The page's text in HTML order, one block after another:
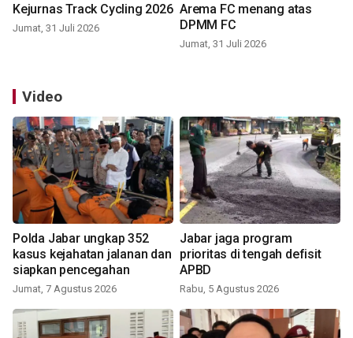
Kejurnas Track Cycling 2026
Jumat, 31 Juli 2026
Arema FC menang atas
DPMM FC
Jumat, 31 Juli 2026
Video
Polda Jabar ungkap 352
kasus kejahatan jalanan dan
siapkan pencegahan
Jumat, 7 Agustus 2026
Jabar jaga program
prioritas di tengah defisit
APBD
Rabu, 5 Agustus 2026